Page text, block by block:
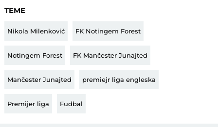
TEME
Nikola Milenković FK Notingem Forest
Notingem Forest FK Mančester Junajted
Mančester Junajted premiejr liga engleska
Premijer liga Fudbal